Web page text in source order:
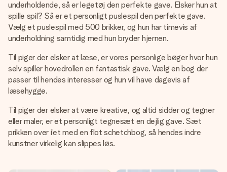
underholdende, så er legetøj den perfekte gave. Elsker hun at
spille spil? Så er et personligt puslespil den perfekte gave.
Vælg et puslespil med 500 brikker, og hun har timevis af
underholdning samtidig med hun bryder hjernen.
Til piger der elsker at læse, er vores personlige bøger hvor hun
selv spiller hovedrollen en fantastisk gave. Vælg en bog der
passer til hendes interesser og hun vil have dagevis af
læsehygge.
Til piger der elsker at være kreative, og altid sidder og tegner
eller maler, er et personligt tegnesæt en dejlig gave. Sæt
prikken over i’et med en flot schetchbog, så hendes indre
kunstner virkelig kan slippes løs.